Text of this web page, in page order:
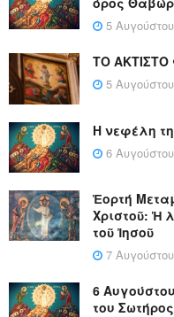
5
ΤΟ
5
Η νεφέλη
6
Ἑορτή
Χριστοῦ: Ἡ
τοῦ Ἰησοῦ
7
6
του Σωτήρος